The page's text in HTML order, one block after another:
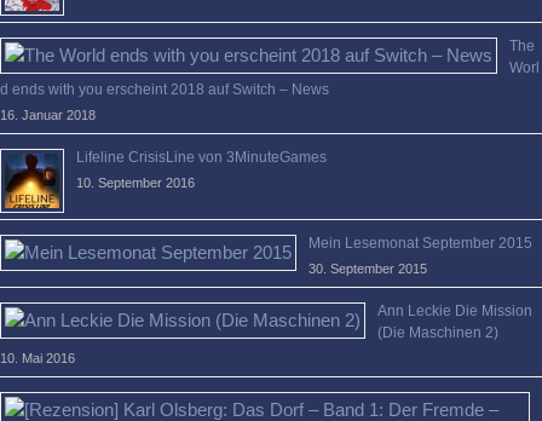
The
Worl
d ends with you erscheint 2018 auf Switch – News
16. Januar 2018
Lifeline CrisisLine von 3MinuteGames
10. September 2016
Mein Lesemonat September 2015
30. September 2015
Ann Leckie Die Mission
(Die Maschinen 2)
10. Mai 2016